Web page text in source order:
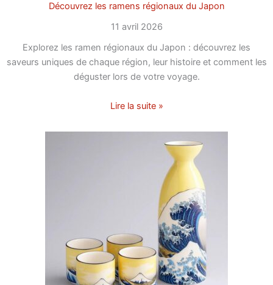
Découvrez les ramens régionaux du Japon
11 avril 2026
Explorez les ramen régionaux du Japon : découvrez les
saveurs uniques de chaque région, leur histoire et comment les
déguster lors de votre voyage.
Lire la suite »